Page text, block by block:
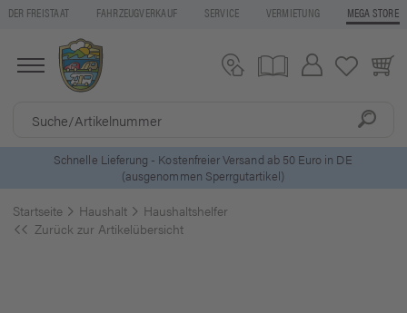
DER FREISTAAT FAHRZEUGVERKAUF SERVICE VERMIETUNG MEGA STORE
Versand ab 50 Euro in DE
5 Euro Gutschein*
Startseite Haushalt
Haushaltshelfer
Zurück zur Artikelübersicht